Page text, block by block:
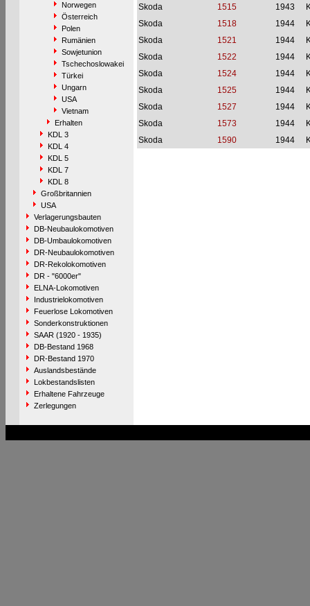
Norwegen
Österreich
Polen
Rumänien
Sowjetunion
Tschechoslowakei
Türkei
Ungarn
USA
Vietnam
Erhalten
KDL 3
KDL 4
KDL 5
KDL 7
KDL 8
Großbritannien
USA
Verlagerungsbauten
DB-Neubaulokomotiven
DB-Umbaulokomotiven
DR-Neubaulokomotiven
DR-Rekolokomotiven
DR - "6000er"
ELNA-Lokomotiven
Industrielokomotiven
Feuerlose Lokomotiven
Sonderkonstruktionen
SAAR (1920 - 1935)
DB-Bestand 1968
DR-Bestand 1970
Auslandsbestände
Lokbestandslisten
Erhaltene Fahrzeuge
Zerlegungen
Skoda
1515 1943
Skoda
1518 1944
Skoda
1521 1944
Skoda
1522 1944
Skoda
1524 1944
Skoda
1525 1944
Skoda
1527 1944
Skoda
1573 1944
Skoda
1590 1944